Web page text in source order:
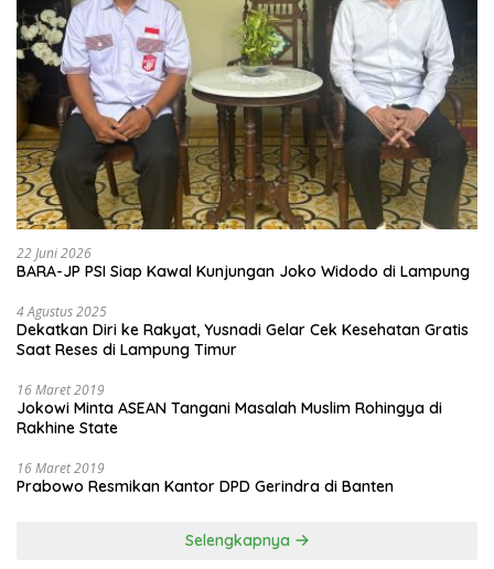
22 Juni 2026
BARA-JP PSI Siap Kawal Kunjungan Joko Widodo di Lampung
4 Agustus 2025
Dekatkan Diri ke Rakyat, Yusnadi Gelar Cek Kesehatan Gratis
Saat Reses di Lampung Timur
16 Maret 2019
Jokowi Minta ASEAN Tangani Masalah Muslim Rohingya di
Rakhine State
16 Maret 2019
Prabowo Resmikan Kantor DPD Gerindra di Banten
Selengkapnya